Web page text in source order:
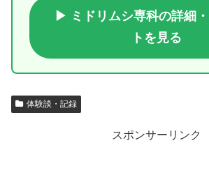
▶ ミドリムシ専科の詳細
トを見る
体験談・記録
スポンサーリンク